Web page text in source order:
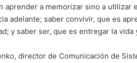
aprender a memorizar sino a utilizar
adelante; saber convivir, que es
y saber ser, que es entregar la
director de Comunicación de